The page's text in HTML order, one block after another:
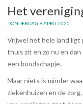
Het
DONDERDAG 9 APRIL 2020
Vrijwel het hele land ligt
thuis zit en zo nu en
een boodschapje.
Maar niets is minder
ziekenhuizen en de